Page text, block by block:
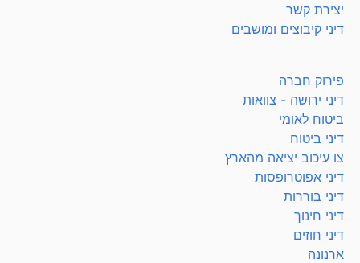
יצירת קשר
דיני קיבוצים ומושבים
פירוק חברה
דיני ירושה - צוואות
ביטוח לאומי
דיני ביטוח
צו עיכוב יציאה מהארץ
דיני אפוטרופסות
דיני בוררות
דיני חינוך
דיני חוזים
ארנונה